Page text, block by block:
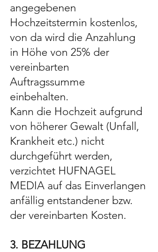
angegebenen
Hochzeitstermin kostenlos,
von da wird die Anzahlung
in Höhe von 25% der
vereinbarten
Auftragssumme
einbehalten.
Kann die Hochzeit aufgrund
von höherer Gewalt (Unfall,
Krankheit etc.) nicht
durchgeführt werden,
verzichtet HUFNAGEL
MEDIA auf das Einverlangen
anfällig entstandener bzw.
der vereinbarten Kosten.
3. BEZAHLUNG